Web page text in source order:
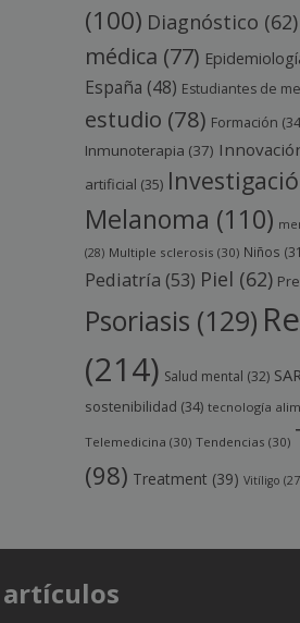
(100) Diagnóstico (62)
médica (77)
España (48) Estudiantes de
estudio (78) Formación
Inmunoterapia (37)
artificial (35)
Melanoma (110)
(28) Multiple sclerosis (30) Niños
Pediatría (53) Piel (62)
Psoriasis (129)
(214) Salud mental (32)
sostenibilidad (34) tecnología
Telemedicina (30) Tendencias (30)
(98) Treatment (39) Vitíligo